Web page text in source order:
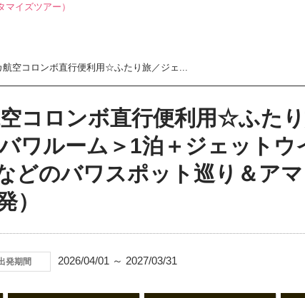
航空コロンボ直行便利用☆ふたり旅／ジェ...
コロンボ直行便利用☆ふた
ワルーム＞1泊＋ジェット
どのバワスポット巡り＆ア
）
発期間 2026/04/01 ～ 2027/03/31